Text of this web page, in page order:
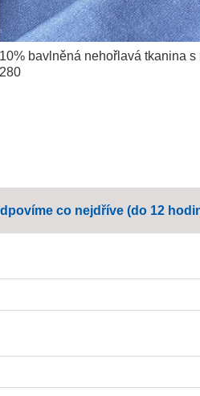
10% bavlněná nehořlavá tkanina s
280
co nejdříve (do 12